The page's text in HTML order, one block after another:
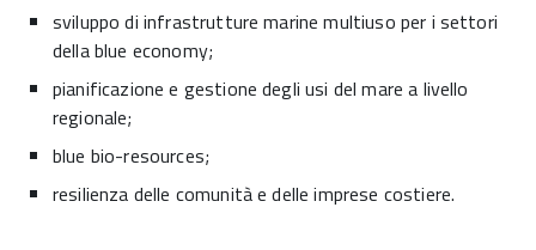
sviluppo di infrastrutture marine multiuso per i settori
della blue economy;
pianificazione e gestione degli usi del mare a livello
regionale;
blue bio-resources;
resilienza delle comunità e delle imprese costiere.